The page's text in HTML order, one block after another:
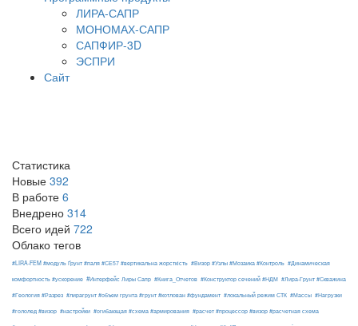
ЛИРА-САПР
МОНОМАХ-САПР
САПФИР-3D
ЭСПРИ
Сайт
Статистика
Новые 392
В работе 6
Внедрено 314
Всего идей 722
Облако тегов
#LIRA-FEM #модуль Ґрунт #паля #СЕ57 #вертикальна жорсткість #Визор #Узлы #Мозаика #Контроль #Динамическая
комфортность #ускорение #Интерфейс Лиры Сапр #Книга_Отчетов #Конструктор сечений #НДМ #Лира-Грунт #Скважина
#Геология #Разрез #лирагрунт #объем грунта #грунт #котлован #фундамент #локальный режим СТК #Массы #Нагрузки
#гололед #визор #настройки #огибающая #схема #армирования #расчет #процессор #визор #расчетная схема